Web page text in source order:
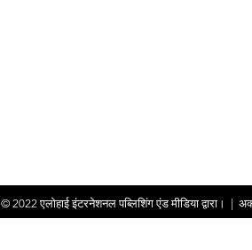
© 2022एलोहाई इंटरनेशनल पब्लिशिंग एंड मीडिया द्वारा।